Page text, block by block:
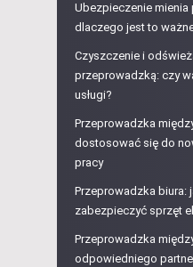
Ubezpieczenie
dlaczego jest to
Czyszczenie i
przeprowadzką: czy
usługi?
Przeprowadzka
dostosować się do
pracy
Przeprowadzka biura:
zabezpieczyć sprzęt
Przeprowadzka
odpowiedniego